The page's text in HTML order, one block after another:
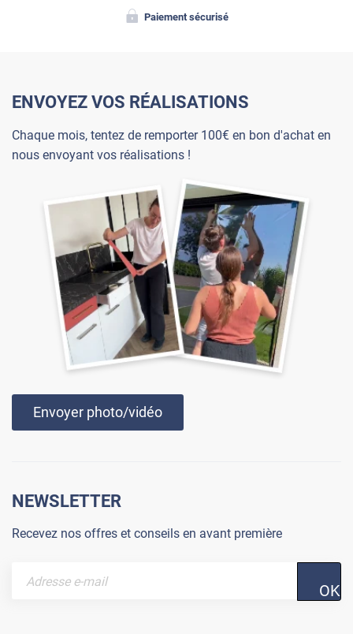
Paiement sécurisé
ENVOYEZ VOS RÉALISATIONS
Chaque mois, tentez de remporter 100€ en bon d'achat en
nous envoyant vos réalisations !
Envoyer photo/vidéo
NEWSLETTER
Recevez nos offres et conseils en avant première
OK